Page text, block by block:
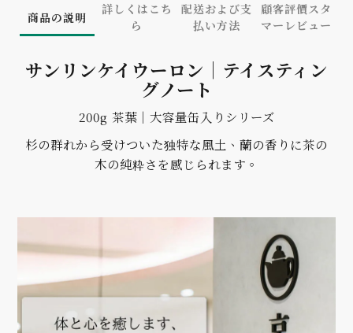
商品の説明
詳しくはこち
ら
配送および支
払い方法
顧客評價スタ
マーレビュー
サンリンケイウーロン｜テイスティン
グノート
200g 茶葉｜大容量缶入りシリーズ
杉の群れから受けついた独特な風土、蘭の香りに茶の
木の純粋さを感じられます。